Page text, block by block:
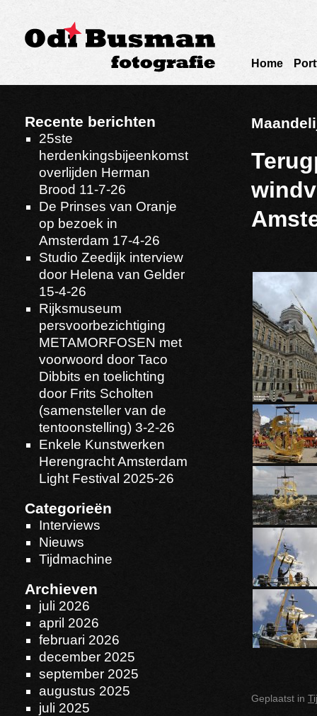
Home
Geplaatst in
Recente berichten
25ste
herdenkingsbijeenkomst
overlijden Herman
Brood 11-7-26
De Prinses van Oranje
op bezoek in
Amsterdam 17-4-26
Studio Zeedijk interview
door Helena van Gelder
15-4-26
Rijksmuseum
persvoorbezichtiging
METAMORFOSEN met
voorwoord door Taco
Dibbits en toelichting
door Frits Scholten
(samensteller van de
tentoonstelling) 3-2-26
Enkele Kunstwerken
Herengracht Amsterdam
Light Festival 2025-26
Categorieën
Interviews
Nieuws
Tijdmachine
Archieven
juli 2026
april 2026
februari 2026
december 2025
september 2025
augustus 2025
juli 2025